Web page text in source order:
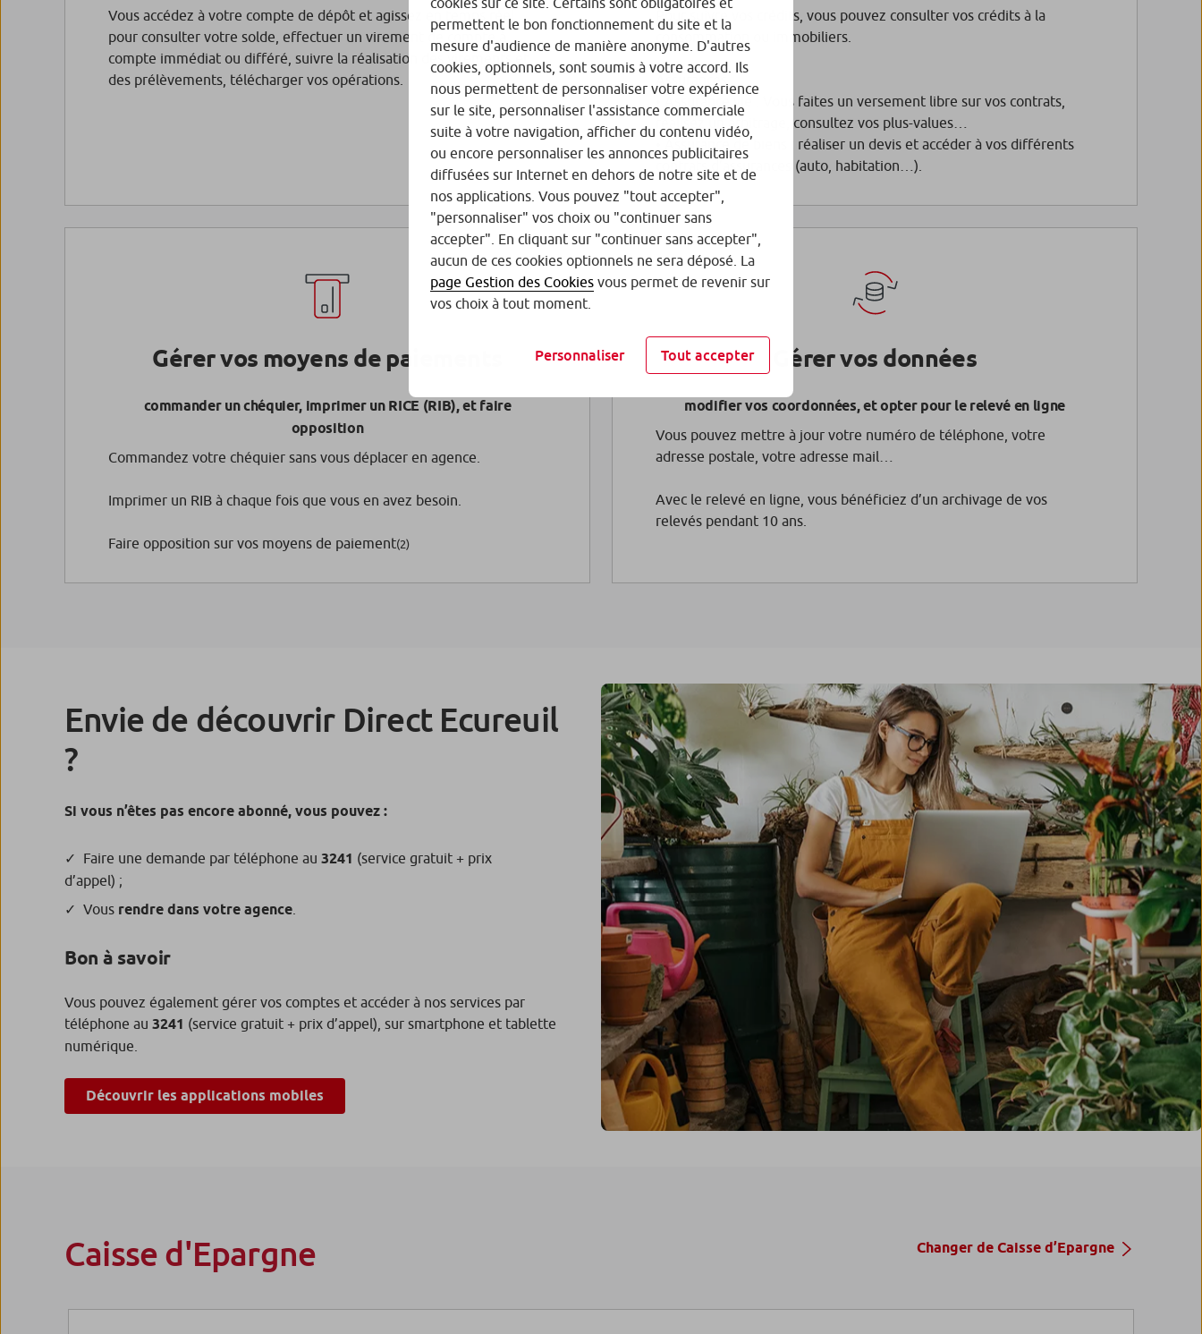
Vous accédez à votre compte de dépôt et agissez en temps réel
pour consulter votre solde, effectuer un virement de compte à
compte immédiat ou différé, suivre la réalisation des virements et
des prélèvements, télécharger vos opérations.
Pour suivre vos crédits, vous pouvez consulter vos crédits à la
consommation ou immobiliers.
Assurances
• Assurance vie : Vous faites un versement libre sur vos contrats,
réalisez un arbitrage, consultez vos plus-values…
• Assurance de biens : réaliser un devis et accéder à vos différents
contrats d’assurances (auto, habitation…).
Gérer vos moyens de paiements
commander un chéquier, imprimer un RICE (RIB), et faire
opposition
Commandez votre chéquier sans vous déplacer en agence.
Imprimer un RIB à chaque fois que vous en avez besoin.
Faire opposition sur vos moyens de paiement(2)
Gérer vos données
modifier vos coordonnées, et opter pour le relevé en ligne
Vous pouvez mettre à jour votre numéro de téléphone, votre
adresse postale, votre adresse mail…
Avec le relevé en ligne, vous bénéficiez d’un archivage de vos
relevés pendant 10 ans.
Envie de découvrir Direct Ecureuil
?
Si vous n’êtes pas encore abonné, vous pouvez :
Faire une demande par téléphone au 3241 (service gratuit + prix
d’appel) ;
Vous rendre dans votre agence
Bon à savoir
Vous pouvez également gérer vos comptes et accéder à nos services par
téléphone au 3241 (service gratuit + prix d’appel), sur smartphone et tablette
numérique.
Découvrir les applications mobiles
Caisse d'Epargne Changer de Caisse d’Epargne
permettent le bon fonctionnement du site et la
mesure d'audience de manière anonyme. D'autres
cookies, optionnels, sont soumis à votre accord. Ils
nous permettent de personnaliser votre expérience
sur le site, personnaliser l'assistance commerciale
suite à votre navigation, afficher du contenu vidéo,
ou encore personnaliser les annonces publicitaires
diffusées sur Internet en dehors de notre site et de
nos applications. Vous pouvez "tout accepter",
"personnaliser" vos choix ou "continuer sans
accepter". En cliquant sur "continuer sans accepter",
aucun de ces cookies optionnels ne sera déposé. La
page Gestion des Cookies vous permet de revenir sur
vos choix à tout moment.
Personnaliser Tout accepter